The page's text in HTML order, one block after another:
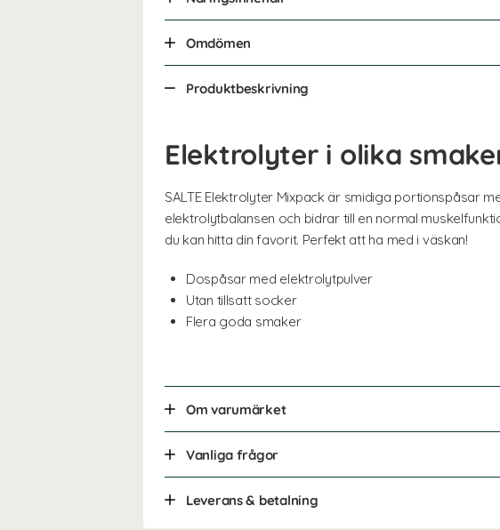
Omdömen
Produktbeskrivning
Elektrolyter i olika
SALTE Elektrolyter Mixpack är smidiga portionspåsar
elektrolytbalansen och bidrar till en normal
du kan hitta din favorit. Perfekt att ha med i väskan!
Dospåsar med elektrolytpulver
Utan tillsatt socker
Flera goda smaker
Om varumärket
Vanliga frågor
Leverans & betalning